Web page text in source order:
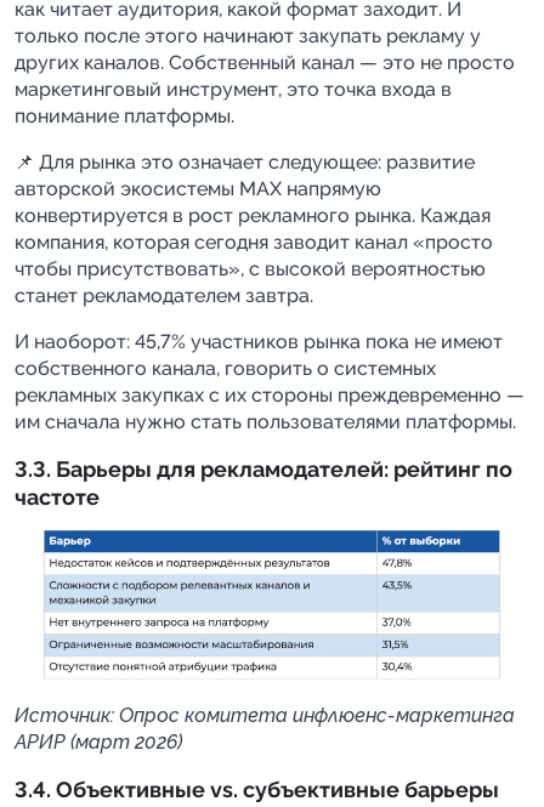
как читает аудитория, какой формат заходит. И
только после этого начинают закупать рекламу у
других каналов. Собственный канал — это не просто
маркетинговый инструмент, это точка входа в
понимание платформы.
📌 Для рынка это означает следующее: развитие
авторской экосистемы MAX напрямую
конвертируется в рост рекламного рынка. Каждая
компания, которая сегодня заводит канал «просто
чтобы присутствовать», с высокой вероятностью
станет рекламодателем завтра.
И наоборот: 45,7% участников рынка пока не имеют
собственного канала, говорить о системных
рекламных закупках с их стороны преждевременно —
им сначала нужно стать пользователями платформы.
3.3. Барьеры для рекламодателей: рейтинг по
частоте
Источник: Опрос комитета инфлюенс-маркетинга
АРИР (март 2026)
3.4. Объективные vs. субъективные барьеры